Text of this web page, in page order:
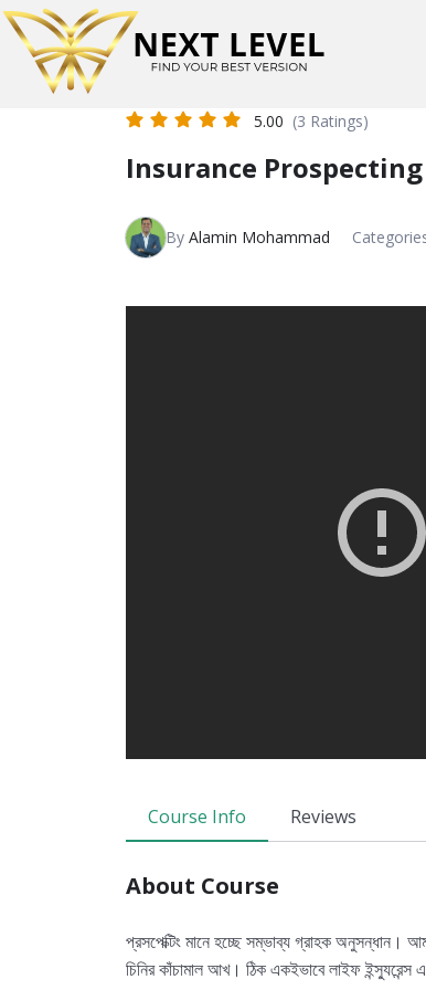
5.00 (3 Ratings)
Insurance Prospecting
By Alamin Mohammad
Course Info Reviews
About Course
প্রসপেক্টিং মানে হচ্ছে সম্ভাব্য গ্রাহক অনুসন্ধান।
চিনির কাঁচামাল আখ। ঠিক একইভাবে লাইফ